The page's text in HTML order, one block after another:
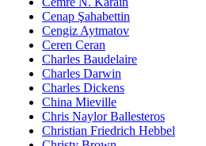
Cenap Şahabettin
Cengiz Aytmatov
Ceren Ceran
Charles Baudelaire
Charles Darwin
Charles Dickens
China Mieville
Chris Naylor Ballesteros
Christian Friedrich Hebbel